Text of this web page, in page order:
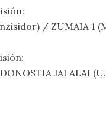
/ ZUMAIA 1
JAI ALAI